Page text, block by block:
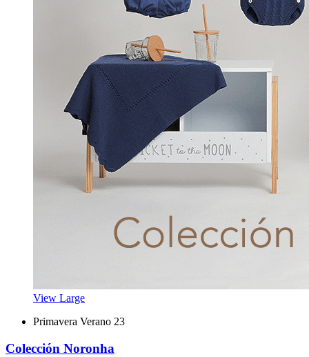
View Large
Primavera Verano 23
Colección Noronha